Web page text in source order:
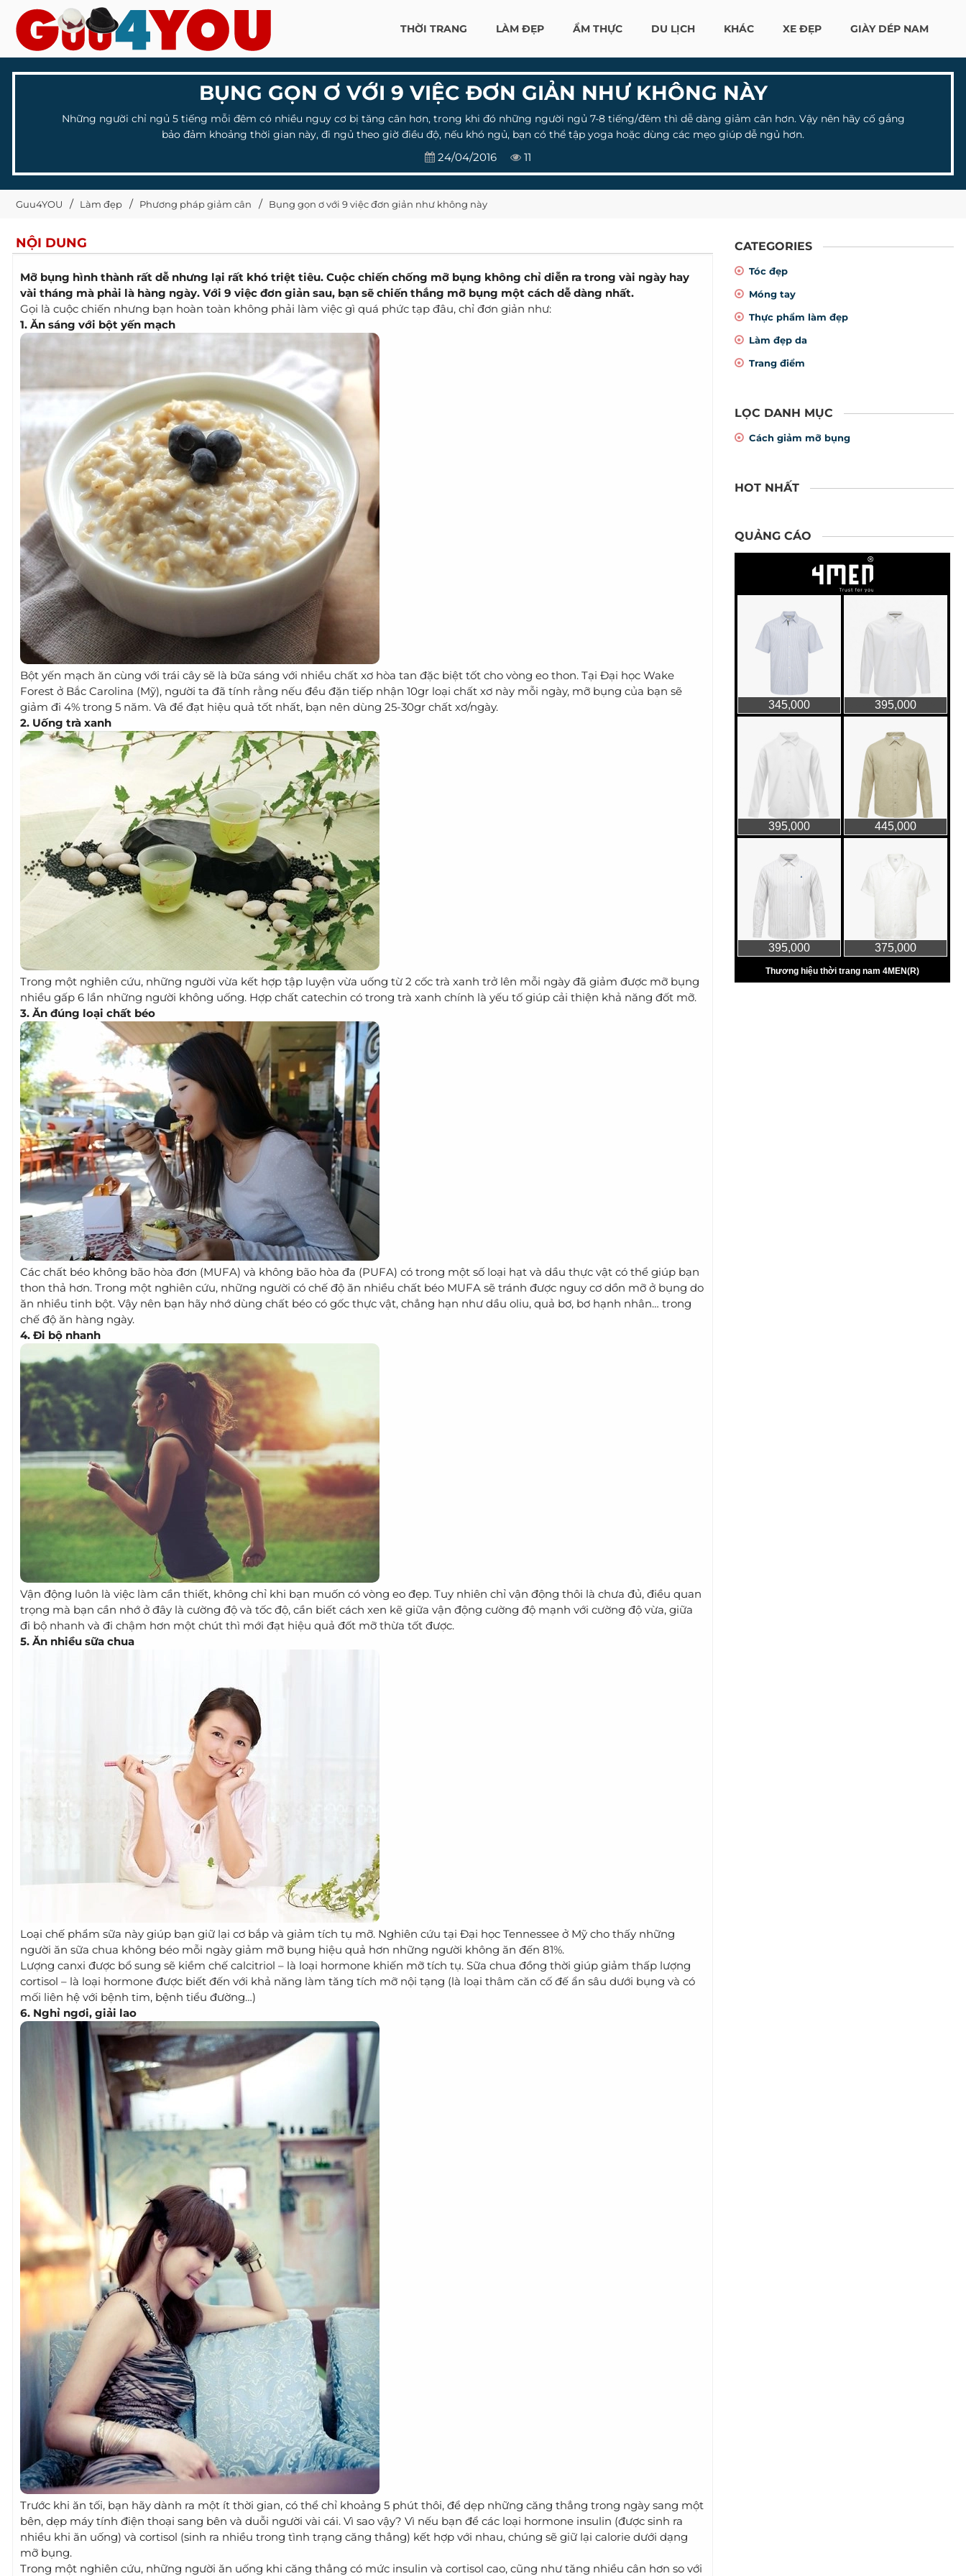
THỜI TRANG LÀM ĐẸP ẨM THỰC DU LỊCH KHÁC XE ĐẸP GIÀY DÉP NAM
BỤNG GỌN Ơ VỚI 9 VIỆC ĐƠN GIẢN NHƯ KHÔNG NÀY
Những người chỉ ngủ 5 tiếng mỗi đêm có nhiều nguy cơ bị tăng cân hơn, trong khi đó những người ngủ 7-8 tiếng/đêm thì dễ dàng giảm cân hơn. Vậy nên hãy cố gắng
bảo đảm khoảng thời gian này, đi ngủ theo giờ điều độ, nếu khó ngủ, bạn có thể tập yoga hoặc dùng các mẹo giúp dễ ngủ hơn.
24/04/2016 11
Guu4YOU Làm đẹp Phương pháp giảm cân Bụng gọn ơ với 9 việc đơn giản như không này
NỘI DUNG
Mỡ bụng hình thành rất dễ nhưng lại rất khó triệt tiêu. Cuộc chiến chống mỡ bụng không chỉ diễn ra trong vài ngày hay
vài tháng mà phải là hàng ngày. Với 9 việc đơn giản sau, bạn sẽ chiến thắng mỡ bụng một cách dễ dàng nhất.
Gọi là cuộc chiến nhưng bạn hoàn toàn không phải làm việc gì quá phức tạp đâu, chỉ đơn giản như:
1. Ăn sáng với bột yến mạch
Bột yến mạch ăn cùng với trái cây sẽ là bữa sáng với nhiều chất xơ hòa tan đặc biệt tốt cho vòng eo thon. Tại Đại học Wake
Forest ở Bắc Carolina (Mỹ), người ta đã tính rằng nếu đều đặn tiếp nhận 10gr loại chất xơ này mỗi ngày, mỡ bụng của bạn sẽ
giảm đi 4% trong 5 năm. Và để đạt hiệu quả tốt nhất, bạn nên dùng 25-30gr chất xơ/ngày.
2. Uống trà xanh
Trong một nghiên cứu, những người vừa kết hợp tập luyện vừa uống từ 2 cốc trà xanh trở lên mỗi ngày đã giảm được mỡ bụng
nhiều gấp 6 lần những người không uống. Hợp chất catechin có trong trà xanh chính là yếu tố giúp cải thiện khả năng đốt mỡ.
3. Ăn đúng loại chất béo
Các chất béo không bão hòa đơn (MUFA) và không bão hòa đa (PUFA) có trong một số loại hạt và dầu thực vật có thể giúp bạn
thon thả hơn. Trong một nghiên cứu, những người có chế độ ăn nhiều chất béo MUFA sẽ tránh được nguy cơ dồn mỡ ở bụng do
ăn nhiều tinh bột. Vậy nên bạn hãy nhớ dùng chất béo có gốc thực vật, chẳng hạn như dầu oliu, quả bơ, bơ hạnh nhân… trong
chế độ ăn hàng ngày.
4. Đi bộ nhanh
Vận động luôn là việc làm cần thiết, không chỉ khi bạn muốn có vòng eo đẹp. Tuy nhiên chỉ vận động thôi là chưa đủ, điều quan
trọng mà bạn cần nhớ ở đây là cường độ và tốc độ, cần biết cách xen kẽ giữa vận động cường độ mạnh với cường độ vừa, giữa
đi bộ nhanh và đi chậm hơn một chút thì mới đạt hiệu quả đốt mỡ thừa tốt được.
5. Ăn nhiều sữa chua
Loại chế phẩm sữa này giúp bạn giữ lại cơ bắp và giảm tích tụ mỡ. Nghiên cứu tại Đại học Tennessee ở Mỹ cho thấy những
người ăn sữa chua không béo mỗi ngày giảm mỡ bụng hiệu quả hơn những người không ăn đến 81%.
Lượng canxi được bổ sung sẽ kiềm chế calcitriol – là loại hormone khiến mỡ tích tụ. Sữa chua đồng thời giúp giảm thấp lượng
cortisol – là loại hormone được biết đến với khả năng làm tăng tích mỡ nội tạng (là loại thâm căn cố đế ẩn sâu dưới bụng và có
mối liên hệ với bệnh tim, bệnh tiểu đường…)
6. Nghỉ ngơi, giải lao
Trước khi ăn tối, bạn hãy dành ra một ít thời gian, có thể chỉ khoảng 5 phút thôi, để dẹp những căng thẳng trong ngày sang một
bên, dẹp máy tính điện thoại sang bên và duỗi người vài cái. Vì sao vậy? Vì nếu bạn để các loại hormone insulin (được sinh ra
nhiều khi ăn uống) và cortisol (sinh ra nhiều trong tình trạng căng thẳng) kết hợp với nhau, chúng sẽ giữ lại calorie dưới dạng
mỡ bụng.
Trong một nghiên cứu, những người ăn uống khi căng thẳng có mức insulin và cortisol cao, cũng như tăng nhiều cân hơn so với
CATEGORIES
Tóc đẹp
Móng tay
Thực phẩm làm đẹp
Làm đẹp da
Trang điểm
LỌC DANH MỤC
Cách giảm mỡ bụng
HOT NHẤT
QUẢNG CÁO